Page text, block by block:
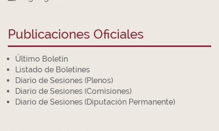
Publicaciones Oficiales
Último Boletín
Listado de Boletines
Diario de Sesiones (Plenos)
Diario de Sesiones (Comisiones)
Diario de Sesiones (Diputación Permanente)